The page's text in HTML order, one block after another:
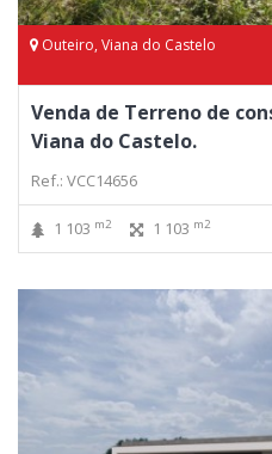
Outeiro, Viana do Castelo
Venda de Terreno de
Viana do Castelo.
Ref.: VCC14656
1 103 m2 1 103 m2